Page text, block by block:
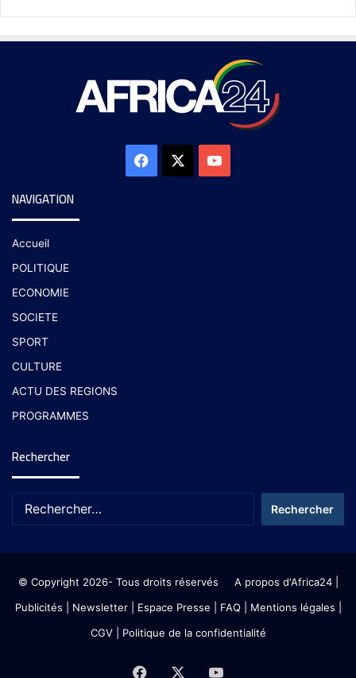
NAVIGATION
Accueil
POLITIQUE
ECONOMIE
SOCIETE
SPORT
CULTURE
ACTU DES REGIONS
PROGRAMMES
Rechercher
© Copyright 2026- Tous droits réservés A propos d'Africa24|
Publicités
Newsletter| Espace Presse | FAQ | Mentions légales
CGV| Politique de la confidentialité